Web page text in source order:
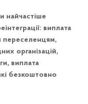
найчастіше
виплата
переселенцям,
організацій,
виплата
безкоштовно